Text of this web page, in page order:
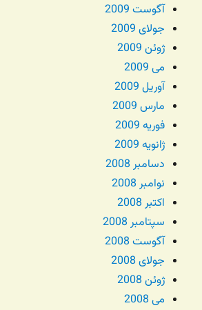
آگوست 2009
جولای 2009
ژوئن 2009
می 2009
آوریل 2009
مارس 2009
فوریه 2009
ژانویه 2009
دسامبر 2008
نوامبر 2008
اکتبر 2008
سپتامبر 2008
آگوست 2008
جولای 2008
ژوئن 2008
می 2008